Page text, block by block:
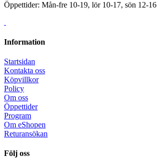
Öppettider: Mån-fre 10-19, lör 10-17, sön 12-16
Information
Startsidan
Kontakta oss
Köpvillkor
Policy
Om oss
Öppettider
Program
Om eShopen
Returansökan
Följ oss